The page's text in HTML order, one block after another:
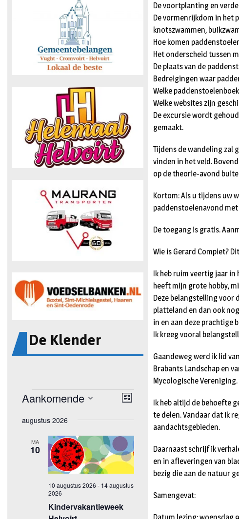
De Klender
De voortplanting en
De vormenrijkdom in het
knotszwammen,
Hoe komen
Het onderscheid tussen
De plaats van de
Bedreigingen waar
Welke
Welke websites zijn
De excursie wordt
gemaakt.
Tijdens de wandeling zal
vinden in het veld.
op de theorie-avond
Kortom: Als u tijdens uw
paddenstoelenavond
De toegang is gratis.
Wie is Gerard Compiet?
Ik heb ruim veertig jaar in
heeft mijn grote hobby,
Deze belangstelling voor
platteland en dan ook
in en aan deze prachtige
Ik kreeg vooral
Gaandeweg werd ik lid
Brabants Landschap en
Mycologische Vereniging.
Ik heb altijd de behoefte
te delen. Vandaar dat ik
aandachtsgebieden.
Daarnaast schrijf ik
en in afleveringen van
bezig die aan de natuur
Samengevat: